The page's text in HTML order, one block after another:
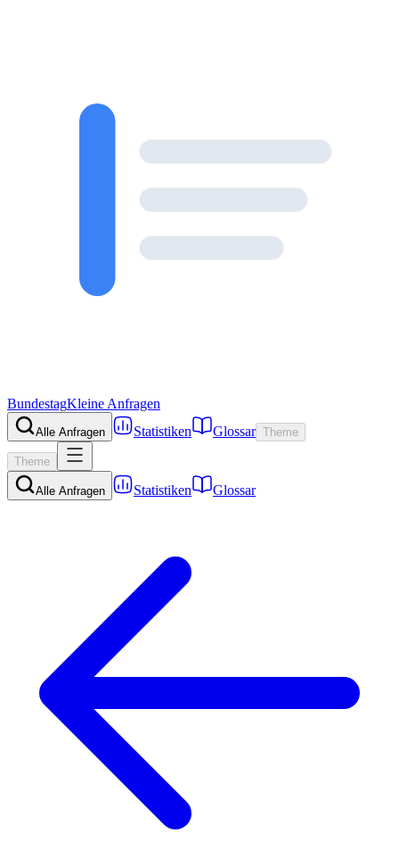
BundestagKleine Anfragen
Alle Anfragen Statistiken Glossar Theme
Theme
Alle Anfragen Statistiken Glossar